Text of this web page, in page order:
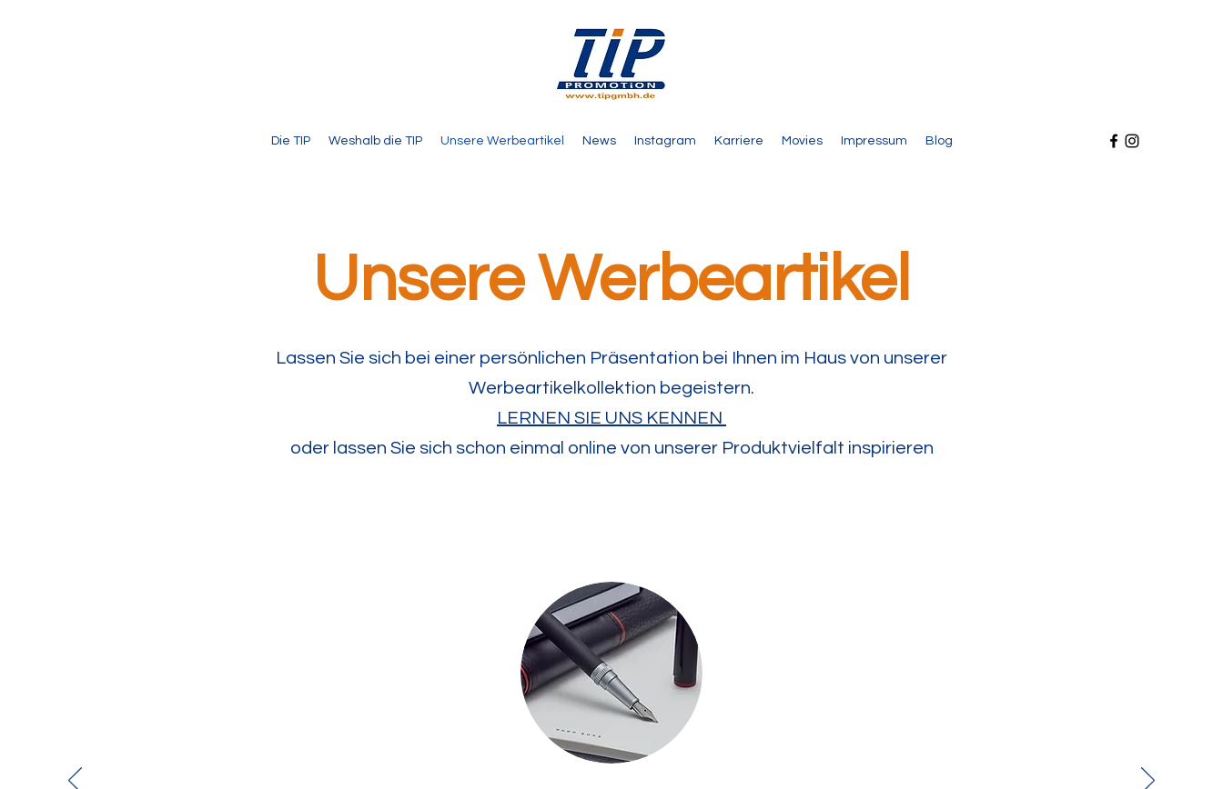
Die TIP Weshalb die TIP Unsere Werbeartikel News Instagram Karriere Movies Impressum Blog
Unsere Werbeartikel
Lassen Sie sich bei einer persönlichen Präsentation bei Ihnen im Haus von unserer
Werbeartikelkollektion begeistern.
LERNEN SIE UNS KENNEN
oder lassen Sie sich schon einmal online von unserer Produktvielfalt inspirieren